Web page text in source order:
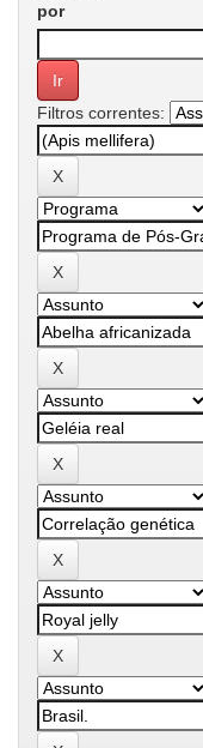
por
Filtros correntes: